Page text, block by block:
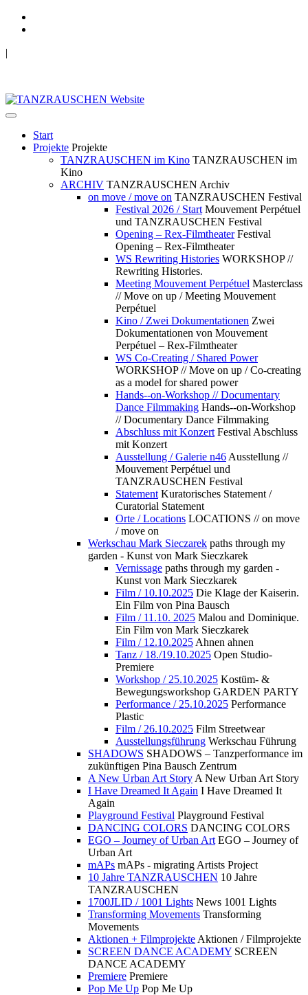
|
Start
Projekte Projekte
TANZRAUSCHEN im Kino TANZRAUSCHEN im
Kino
ARCHIV TANZRAUSCHEN Archiv
on move / move on TANZRAUSCHEN Festival
Festival 2026 / Start Mouvement Perpétuel
und TANZRAUSCHEN Festival
Opening – Rex-Filmtheater Festival
Opening – Rex-Filmtheater
WS Rewriting Histories WORKSHOP //
Rewriting Histories.
Meeting Mouvement Perpétuel Masterclass
// Move on up / Meeting Mouvement
Perpétuel
Kino / Zwei Dokumentationen Zwei
Dokumentationen von Mouvement
Perpétuel – Rex-Filmtheater
WS Co-Creating / Shared Power
WORKSHOP // Move on up / Co-creating
as a model for shared power
Hands--on-Workshop // Documentary
Dance Filmmaking Hands--on-Workshop
// Documentary Dance Filmmaking
Abschluss mit Konzert Festival Abschluss
mit Konzert
Ausstellung / Galerie n46 Ausstellung //
Mouvement Perpétuel und
TANZRAUSCHEN Festival
Statement Kuratorisches Statement /
Curatorial Statement
Orte / Locations LOCATIONS // on move
/ move on
Werkschau Mark Sieczarek paths through my
garden - Kunst von Mark Sieczkarek
Vernissage paths through my garden -
Kunst von Mark Sieczkarek
Film / 10.10.2025 Die Klage der Kaiserin.
Ein Film von Pina Bausch
Film / 11.10. 2025 Malou and Dominique.
Ein Film von Mark Sieczkarek
Film / 12.10.2025 Ahnen ahnen
Tanz / 18./19.10.2025 Open Studio-
Premiere
Workshop / 25.10.2025 Kostüm- &
Bewegungsworkshop GARDEN PARTY
Performance / 25.10.2025 Performance
Plastic
Film / 26.10.2025 Film Streetwear
Ausstellungsführung Werkschau Führung
SHADOWS SHADOWS – Tanzperformance im
zukünftigen Pina Bausch Zentrum
A New Urban Art Story A New Urban Art Story
I Have Dreamed It Again I Have Dreamed It
Again
Playground Festival Playground Festival
DANCING COLORS DANCING COLORS
EGO – Journey of Urban Art EGO – Journey of
Urban Art
mAPs mAPs - migrating Artists Project
10 Jahre TANZRAUSCHEN 10 Jahre
TANZRAUSCHEN
1700JLID / 1001 Lights News 1001 Lights
Transforming Movements Transforming
Movements
Aktionen + Filmprojekte Aktionen / Filmprojekte
SCREEN DANCE ACADEMY SCREEN
DANCE ACADEMY
Premiere Premiere
Pop Me Up Pop Me Up